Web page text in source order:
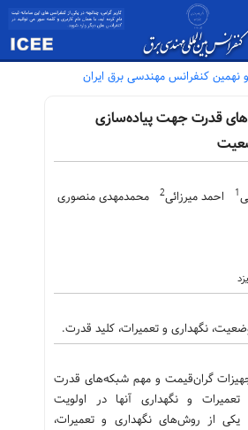
کنفرانس مهندسی برق ایران
قدرت جهت پیاده‌سازی
1 احمد میرزائی2
محمدمهدی منصوری
نگهداری و تعمیرات، کلید‌ قدرت.
گران‌قیمت و مهم شبکه‌های قدرت
و نگهداری آنها در اولویت
یکی از روش‌های نگهداری و تعمیرات،